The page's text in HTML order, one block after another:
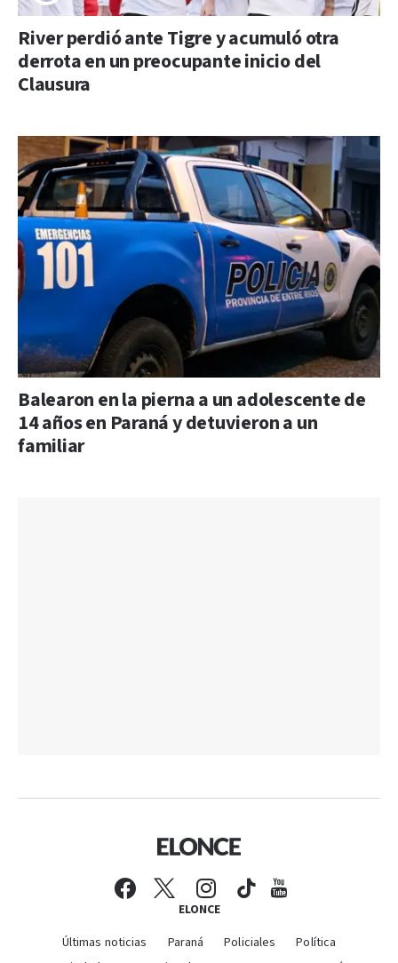
River perdió ante Tigre y acumuló otra
derrota en un preocupante inicio del
Clausura
Balearon en la pierna a un adolescente de
14 años en Paraná y detuvieron a un
familiar
ELONCE
Últimas noticias Paraná Policiales
Política